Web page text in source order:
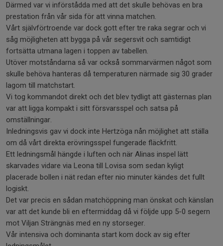
Därmed var vi införstådda med att det skulle behövas en bra
prestation från vår sida för att vinna matchen.
Vårt självförtroende var dock gott efter tre raka segrar och vi
såg möjligheten att bygga på vår segersvit och samtidigt
fortsätta utmana lagen i toppen av tabellen.
Utöver motståndarna så var också sommarvärmen något som
skulle behöva hanteras då temperaturen närmade sig 30 grader
lagom till matchstart.
Vi tog kommandot direkt och det blev tydligt att gästernas plan
var att ligga kompakt i sitt försvarsspel och satsa på
omställningar.
Inledningsvis gav vi dock inte Hertzöga nån möjlighet att ställa
om då vårt direkta erövringsspel fungerade fläckfritt.
Ett ledningsmål hängde i luften och när Alinas inspel lätt
skarvades vidare via Leona till Lovisa som sedan kyligt
placerade bollen i nät redan efter nio minuter kändes det fullt
logiskt.
Det var precis en sådan matchöppning man önskat och känslan
var att det kunde bli en eftermiddag då vi följde upp 5-0 segern
mot Viljan Strängnäs med en ny storseger.
Vår intensiva och dominanta start kom dock av sig efter